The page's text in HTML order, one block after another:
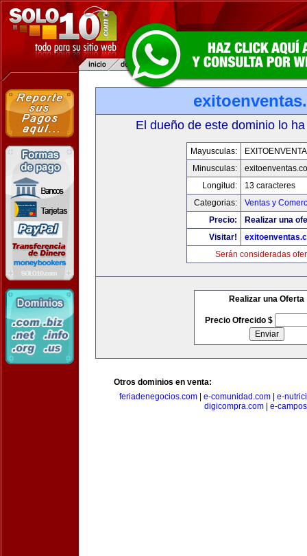
El dueño de este dominio lo
Mayusculas:
Minusculas:
Longitud:
13 caracteres
Categorias:
Ventas y
Precio:
Realizar una
Visitar!
Serán consideradas
Realizar una Oferta
Precio Ofrecido $
Otros dominios en venta:
feriadenegocios.com| e-comunidad.com| e-
digicompra.com
e-